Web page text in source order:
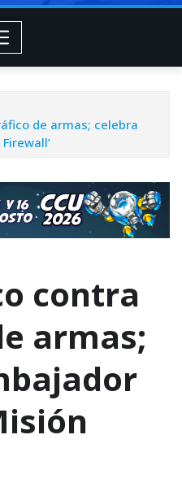
de armas; celebra
contra
armas;